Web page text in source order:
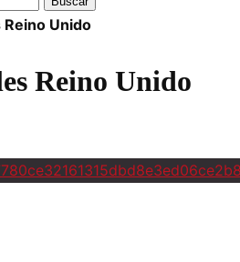
Unido
Reino Unido